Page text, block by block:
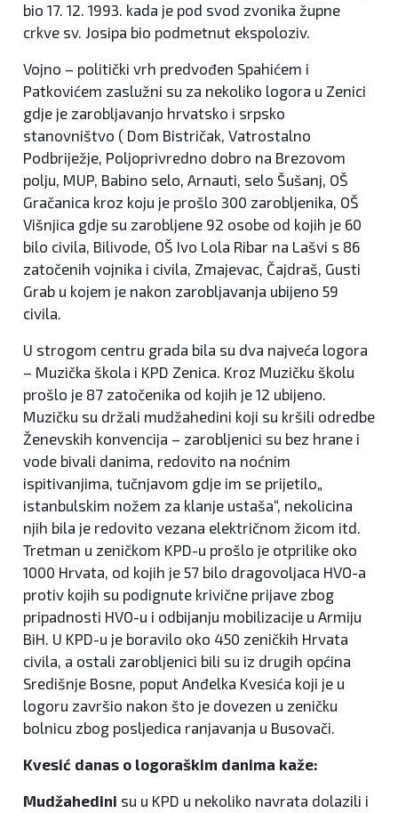
bio 17. 12. 1993. kada je pod svod zvonika župne
crkve sv. Josipa bio podmetnut ekspoloziv.
Vojno – politički vrh predvođen Spahićem i
Patkovićem zaslužni su za nekoliko logora u Zenici
gdje je zarobljavanjo hrvatsko i srpsko
stanovništvo ( Dom Bistričak, Vatrostalno
Podbriježje, Poljoprivredno dobro na Brezovom
polju, MUP, Babino selo, Arnauti, selo Šušanj, OŠ
Gračanica kroz koju je prošlo 300 zarobljenika, OŠ
Višnjica gdje su zarobljene 92 osobe od kojih je 60
bilo civila, Bilivode, OŠ Ivo Lola Ribar na Lašvi s 86
zatočenih vojnika i civila, Zmajevac, Čajdraš, Gusti
Grab u kojem je nakon zarobljavanja ubijeno 59
civila.
U strogom centru grada bila su dva najveća logora
– Muzička škola i KPD Zenica. Kroz Muzičku školu
prošlo je 87 zatočenika od kojih je 12 ubijeno.
Muzičku su držali mudžahedini koji su kršili odredbe
Ženevskih konvencija – zarobljenici su bez hrane i
vode bivali danima, redovito na noćnim
ispitivanjima, tučnjavom gdje im se prijetilo„
istanbulskim nožem za klanje ustaša“, nekolicina
njih bila je redovito vezana električnom žicom itd.
Tretman u zeničkom KPD-u prošlo je otprilike oko
1000 Hrvata, od kojih je 57 bilo dragovoljaca HVO-a
protiv kojih su podignute krivične prijave zbog
pripadnosti HVO-u i odbijanju mobilizacije u Armiju
BiH. U KPD-u je boravilo oko 450 zeničkih Hrvata
civila, a ostali zarobljenici bili su iz drugih općina
Središnje Bosne, poput Anđelka Kvesića koji je u
logoru završio nakon što je dovezen u zeničku
bolnicu zbog posljedica ranjavanja u Busovači.
Kvesić danas o logoraškim danima kaže:
Mudžahedini su u KPD u nekoliko navrata dolazili i